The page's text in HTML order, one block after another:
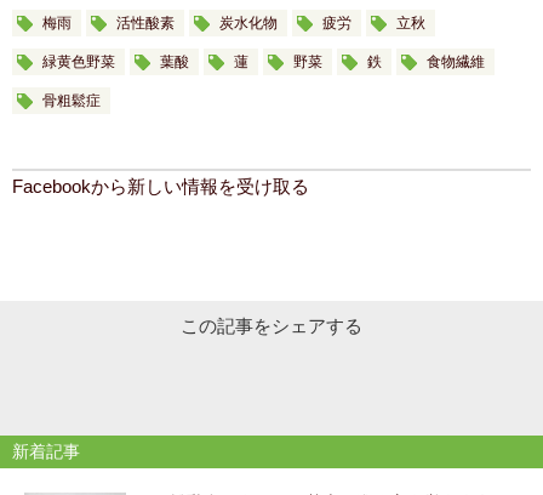
梅雨 活性酸素 炭水化物 疲労 立秋
緑黄色野菜 葉酸 蓮 野菜 鉄 食物繊維
骨粗鬆症
Facebookから新しい情報を受け取る
この記事をシェアする
新着記事